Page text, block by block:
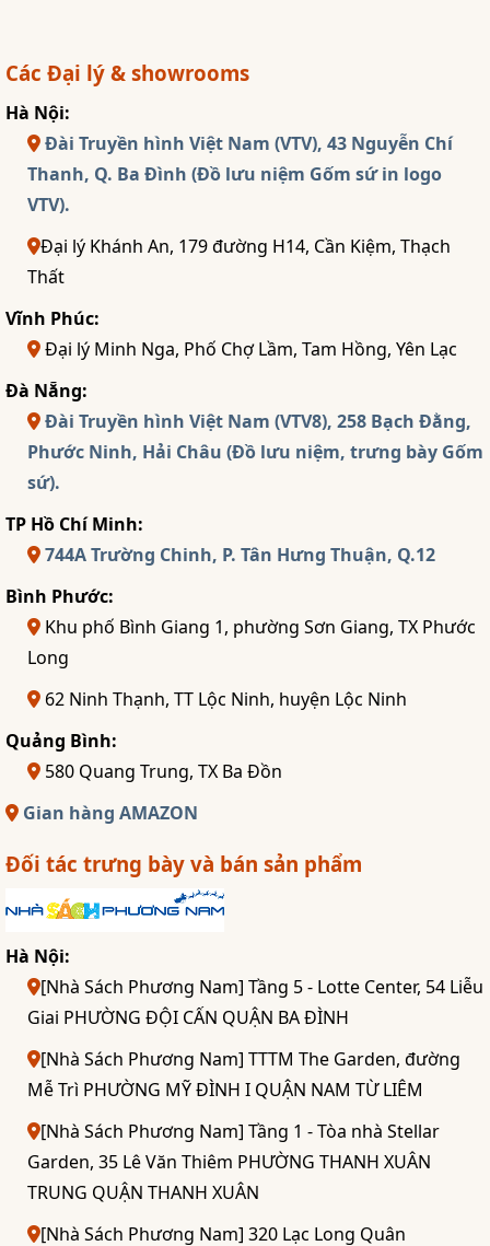
Các Đại lý & showrooms
Hà Nội:
Đài Truyền hình Việt Nam (VTV), 43 Nguyễn Chí
Thanh, Q. Ba Đình (Đồ lưu niệm Gốm sứ in logo
VTV).
Đại lý Khánh An, 179 đường H14, Cần Kiệm, Thạch
Thất
Vĩnh Phúc:
Đại lý Minh Nga, Phố Chợ Lầm, Tam Hồng, Yên Lạc
Đà Nẵng:
Đài Truyền hình Việt Nam (VTV8), 258 Bạch Đằng,
Phước Ninh, Hải Châu (Đồ lưu niệm, trưng bày Gốm
sứ).
TP Hồ Chí Minh:
744A Trường Chinh, P. Tân Hưng Thuận, Q.12
Bình Phước:
Khu phố Bình Giang 1, phường Sơn Giang, TX Phước
Long
62 Ninh Thạnh, TT Lộc Ninh, huyện Lộc Ninh
Quảng Bình:
580 Quang Trung, TX Ba Đồn
Gian hàng AMAZON
Đối tác trưng bày và bán sản phẩm
Hà Nội:
[Nhà Sách Phương Nam] Tầng 5 - Lotte Center, 54 Liễu
Giai PHƯỜNG ĐỘI CẤN QUẬN BA ĐÌNH
[Nhà Sách Phương Nam] TTTM The Garden, đường
Mễ Trì PHƯỜNG MỸ ĐÌNH I QUẬN NAM TỪ LIÊM
[Nhà Sách Phương Nam] Tầng 1 - Tòa nhà Stellar
Garden, 35 Lê Văn Thiêm PHƯỜNG THANH XUÂN
TRUNG QUẬN THANH XUÂN
[Nhà Sách Phương Nam] 320 Lạc Long Quân